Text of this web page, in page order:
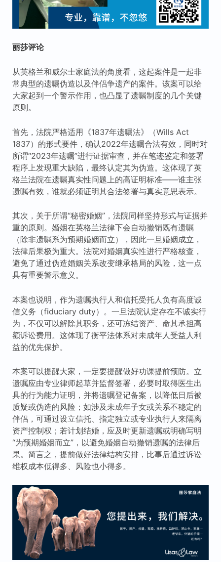
丽莎评论
从英格兰和威尔士家庭法的角度看，这起案件是一起非
常典型的遗嘱伪造以及伴侣争遗产的案件。该案可以给
大家起到一个警示作用，也凸显了遗嘱制度的几个关键
原则。
首先，法院严格适用《1837年遗嘱法》（Wills Act
1837）的形式要件，确认2022年遗嘱合法有效，同时对
所谓“2023年遗嘱”进行证据审查，并在笔迹鉴定和签署
程序上发现重大缺陷，最终认定其为伪造。这体现了英
格兰法院在遗嘱真实性问题上的高证明标准——谁主张
遗嘱有效，谁就必须证明其合法签署与真实意思表示。
其次，关于所谓“秘密婚姻”，法院同样坚持形式与证据并
重的原则。婚姻在英格兰法律下会自动撤销既有遗嘱
（除非遗嘱系为预期婚姻而立），因此一旦婚姻成立，
法律后果极为重大。法院对婚姻真实性进行严格核查，
避免了通过伪造婚姻关系改变继承格局的风险，这一点
具有重要警示意义。
本案也说明，作为遗嘱执行人和信托受托人负有高度诚
信义务（fiduciary duty）。一旦法院认定存在不诚实行
为，不仅可以解除其职务，还可冻结资产、命其承担高
额诉讼费用。这体现了衡平法体系对未成年人受益人利
益的优先保护。
本案可以提醒大家，一定要提醒做好功课提前预防。立
遗嘱应由专业律师起草并监督签署，必要时取得医生出
具的行为能力证明，并将遗嘱登记备案，以降低日后被
质疑或伪造的风险；如涉及未成年子女或关系不稳定的
伴侣，可通过设立信托、指定独立或专业执行人来隔离
资产控制权；若计划结婚，应及时更新遗嘱或明确写明
“为预期婚姻而立”，以避免婚姻自动撤销遗嘱的法律后
果。简言之，提前做好法律结构安排，比事后通过诉讼
维权成本低得多、风险也小得多。